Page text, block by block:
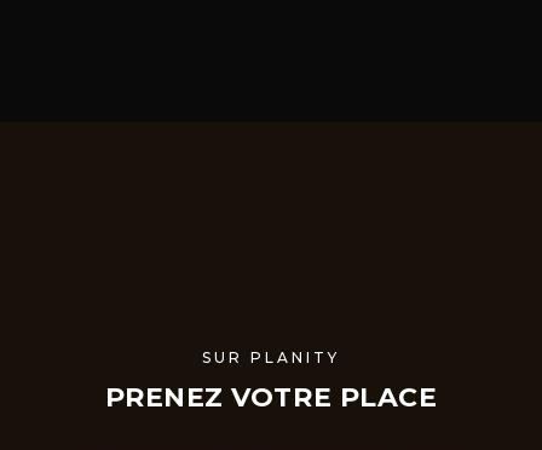
SUR PLANITY
PRENEZ VOTRE PLACE